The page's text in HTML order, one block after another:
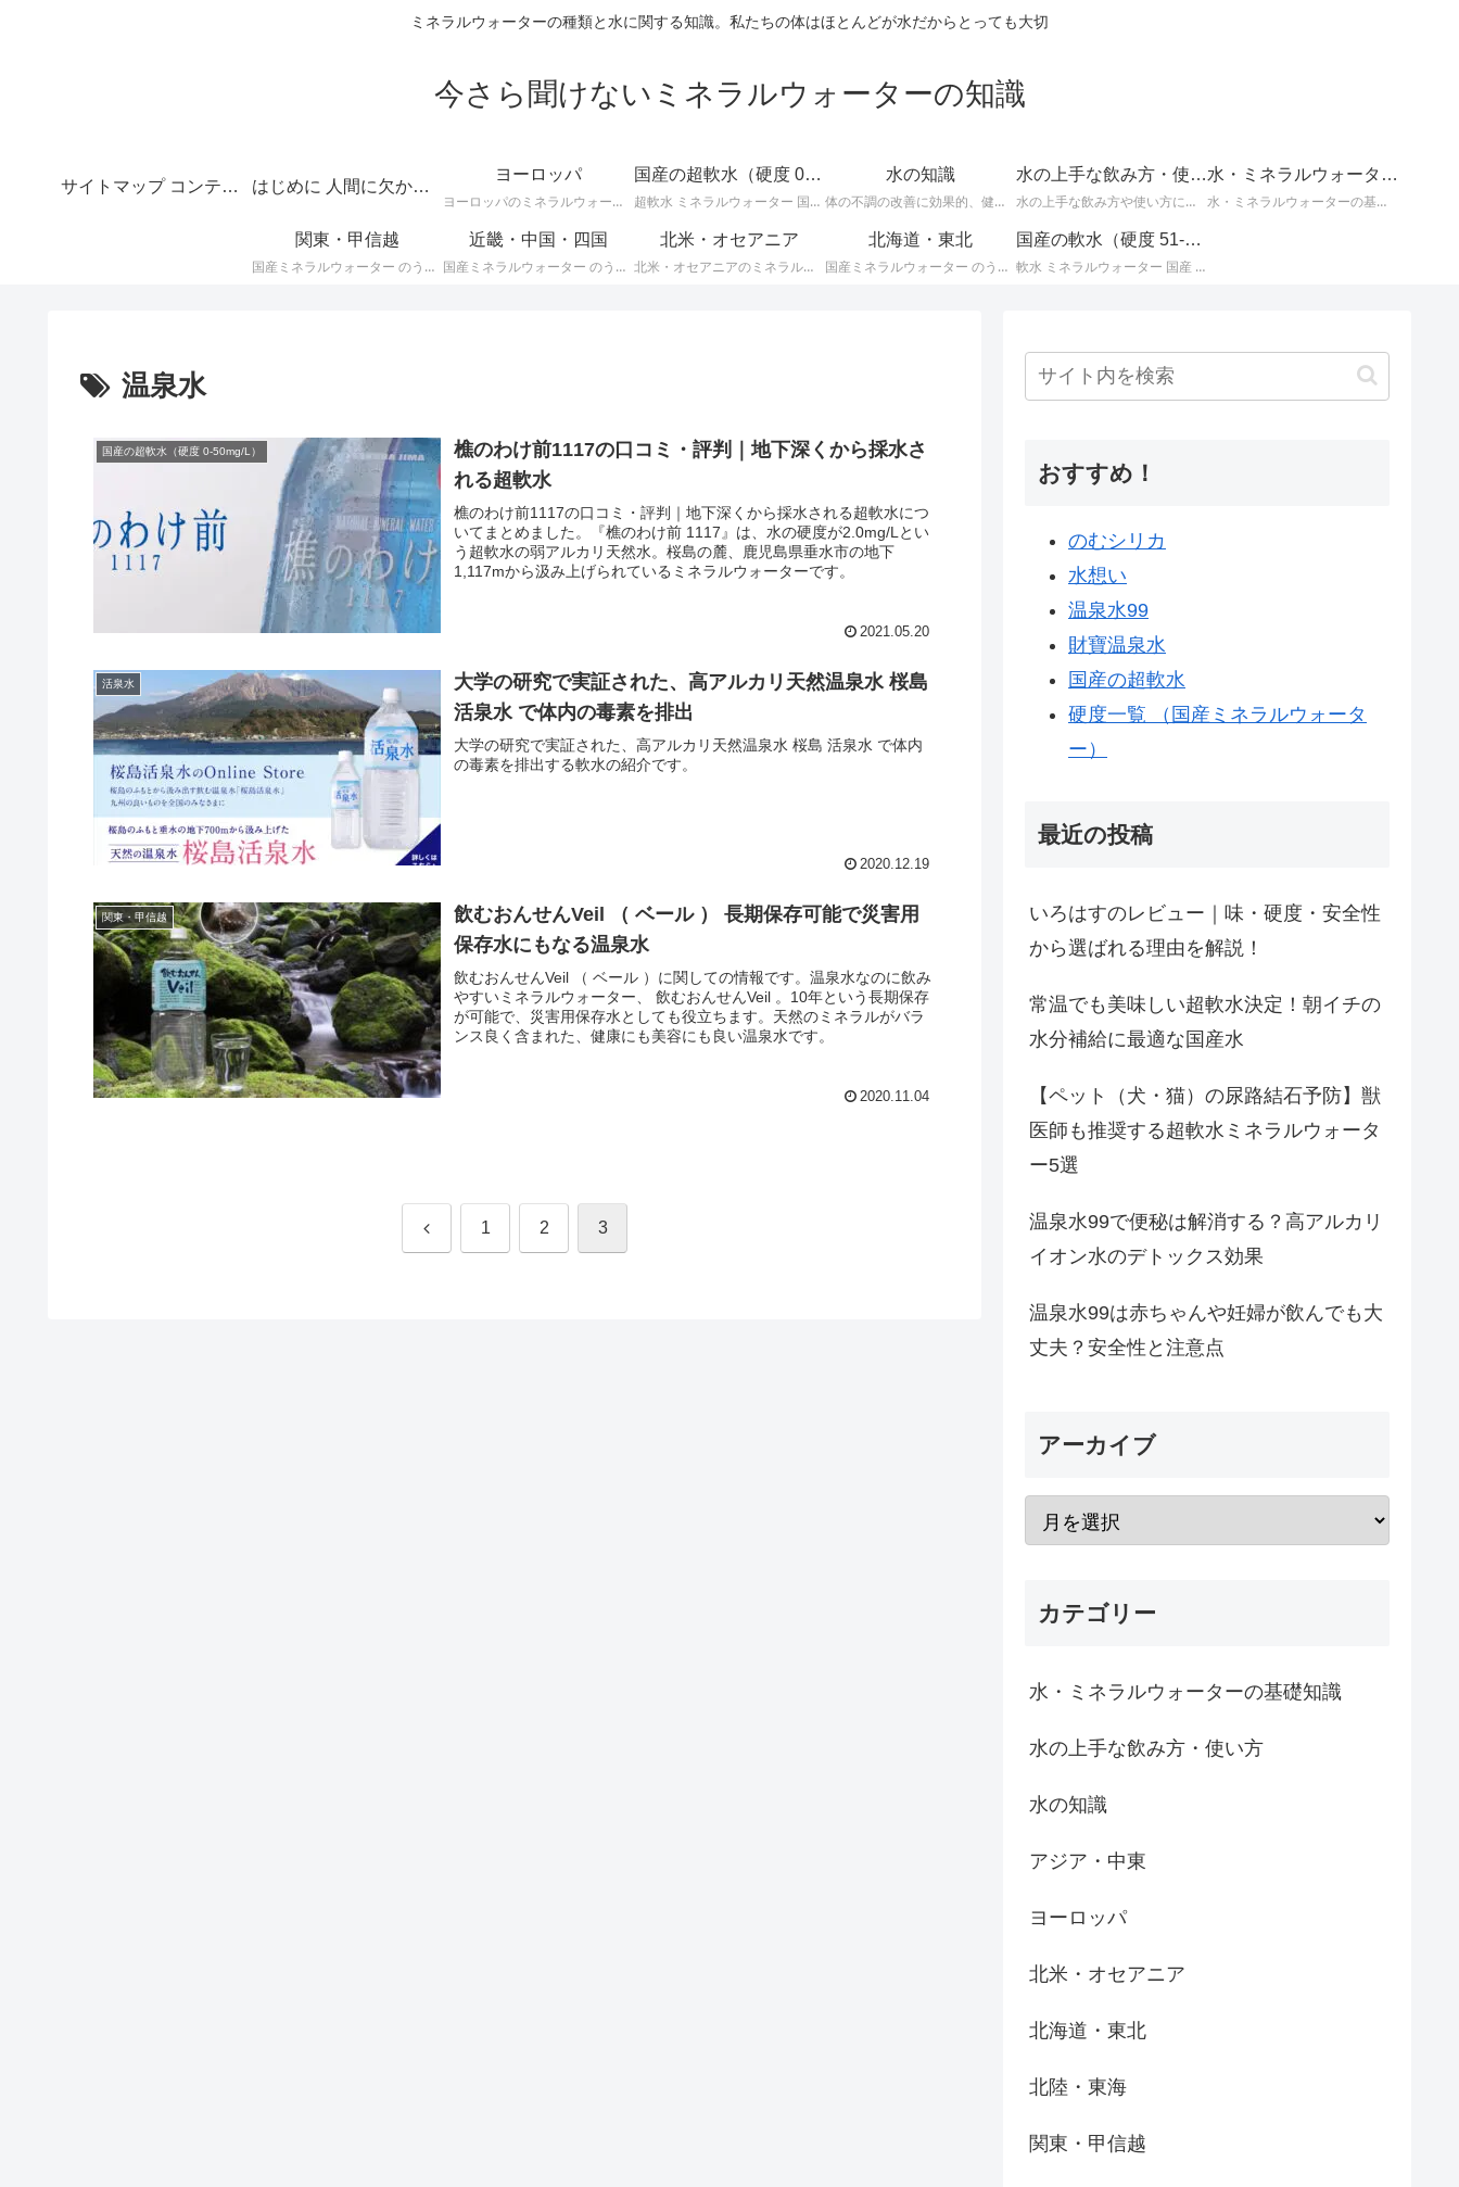
ミネラルウォーターの種類と水に関する知識。私たちの体はほとんどが水だからとっても大切
今さら聞けないミネラルウォーターの知識
サイトマップ コンテンツの目次 はじめに 人間に欠かせない水のテーマは深いというご挨拶
ヨーロッパ
ヨーロッパのミネラルウォーターに関する情報です。ＥＵ加盟のヨーロッパ諸国では、ミネラルウォーターに関して次のような厳しい統一基準が定められています。
国産の超軟水（硬度 0-50mg/L）
超軟水 ミネラルウォーター 国産 （ 硬度 0 ～ 50 ）に関する情報です。日本のミネラルウォーターはほとんどが軟水ですが、その中でも硬度が 0 ～ 50mg/L までの 超軟水 を紹介します。
水の知識
体の不調の改善に効果的、健康や美容によい水についてなど、知っているとお得な情報。
水の上手な飲み方・使い方
水の上手な飲み方や使い方についての情報。
水・ミネラルウォーターの基礎知識
水・ミネラルウォーターの基本的な知識。水とミネラルウォーターに関するさまざまな事柄。
関東・甲信越
国産ミネラルウォーター のうち、 関東・甲信越地方のミネラルウォーター に関する情報です。
近畿・中国・四国
国産ミネラルウォーター のうち、 近畿・中国・四国地方のミネラルウォーター に関する情報です。
北米・オセアニア
北米・オセアニアのミネラルウォーターに関する情報です。
北海道・東北
国産ミネラルウォーター のうち、 北海道・東北地方のミネラルウォーター に関する情報です。
国産の軟水（硬度 51-100mg/L）
軟水 ミネラルウォーター 国産 （ 硬度 51 ～ 100 ）に関する情報です。日本のミネラルウォーターはほとんどが軟水ですが、その中でも硬度が 51 ～ 100mg/L までの 軟水 を紹介します。
温泉水
国産の超軟水（硬度 0-50mg/L）
樵のわけ前1117の口コミ・評判｜地下深くから採水さ
れる超軟水
樵のわけ前1117の口コミ・評判｜地下深くから採水される超軟水につ
いてまとめました。『樵のわけ前 1117』は、水の硬度が2.0mg/Lとい
う超軟水の弱アルカリ天然水。桜島の麓、鹿児島県垂水市の地下
1,117mから汲み上げられているミネラルウォーターです。
2021.05.20
活泉水
大学の研究で実証された、高アルカリ天然温泉水 桜島
活泉水 で体内の毒素を排出
大学の研究で実証された、高アルカリ天然温泉水 桜島 活泉水 で体内
の毒素を排出する軟水の紹介です。
2020.12.19
関東・甲信越
飲むおんせんVeil （ ベール ） 長期保存可能で災害用
保存水にもなる温泉水
飲むおんせんVeil （ ベール ）に関しての情報です。温泉水なのに飲み
やすいミネラルウォーター、 飲むおんせんVeil 。10年という長期保存
が可能で、災害用保存水としても役立ちます。天然のミネラルがバラ
ンス良く含まれた、健康にも美容にも良い温泉水です。
2020.11.04
前 1 2 3
おすすめ！
のむシリカ
水想い
温泉水99
財寶温泉水
国産の超軟水
硬度一覧 （国産ミネラルウォータ
ー）
最近の投稿
いろはすのレビュー｜味・硬度・安全性
から選ばれる理由を解説！
常温でも美味しい超軟水決定！朝イチの
水分補給に最適な国産水
【ペット（犬・猫）の尿路結石予防】獣
医師も推奨する超軟水ミネラルウォータ
ー5選
温泉水99で便秘は解消する？高アルカリ
イオン水のデトックス効果
温泉水99は赤ちゃんや妊婦が飲んでも大
丈夫？安全性と注意点
アーカイブ
カテゴリー
水・ミネラルウォーターの基礎知識
水の上手な飲み方・使い方
水の知識
アジア・中東
ヨーロッパ
北米・オセアニア
北海道・東北
北陸・東海
関東・甲信越